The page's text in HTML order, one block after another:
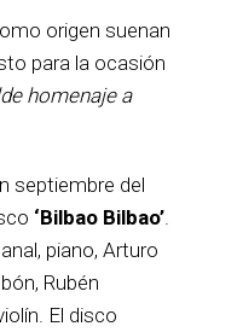
origen suenan
para la ocasión
homenaje a
septiembre del
‘Bilbao Bilbao’
piano, Arturo
Rubén
El disco